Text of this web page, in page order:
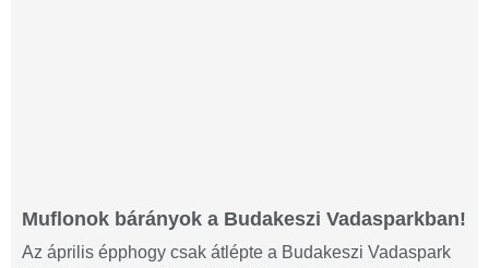
Muflonok bárányok a Budakeszi Vadasparkban!
Az április épphogy csak átlépte a Budakeszi Vadaspark